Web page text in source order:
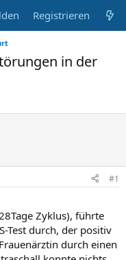
Registrieren
in der
#1
Zyklus), führte
Test durch, der positiv
durch einen